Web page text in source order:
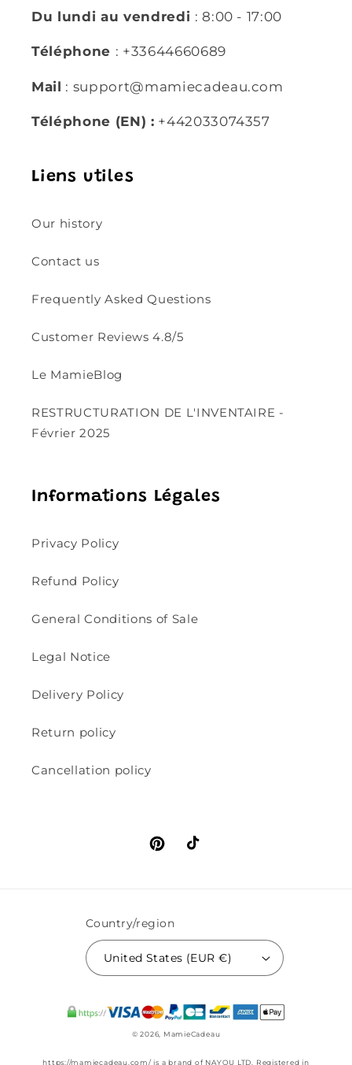
Du lundi au vendredi : 8:00 - 17:00
Téléphone : +33644660689
Mail : support@mamiecadeau.com
Téléphone (EN) : +442033074357
Liens utiles
Our history
Contact us
Frequently Asked Questions
Customer Reviews 4.8/5
Le MamieBlog
RESTRUCTURATION DE L'INVENTAIRE -
Février 2025
Informations Légales
Privacy Policy
Refund Policy
General Conditions of Sale
Legal Notice
Delivery Policy
Return policy
Cancellation policy
PinterestTikTok
Country/region
United States (EUR €)
© 2026, MamieCadeau
https://mamiecadeau.com/ is a brand of NAYOU LTD. Registered in